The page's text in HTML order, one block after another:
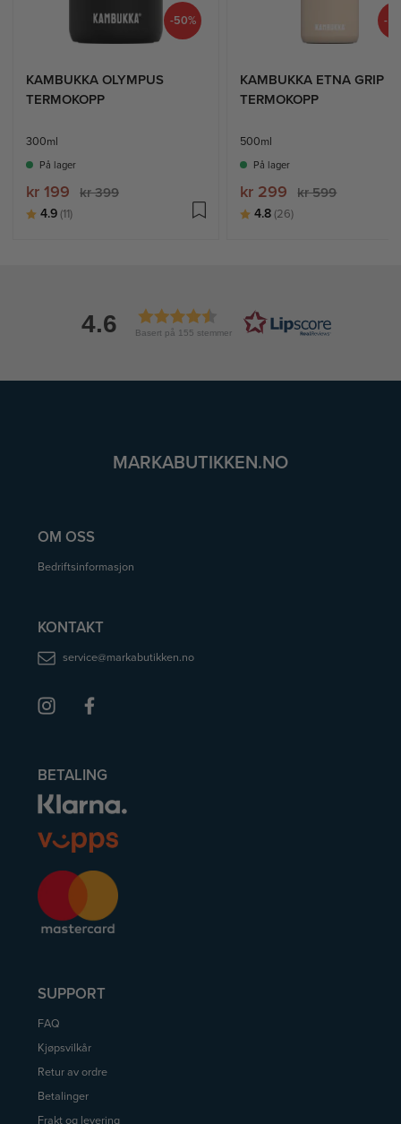
-50%
KAMBUKKA OLYMPUS
TERMOKOPP
300ml
På lager
kr 199 kr 399
Karakter:
4.9(11)av 5 mulige
-
KAMBUKKA ETNA GRIP
TERMOKOPP
500ml
På lager
kr 299 kr 599
Karakter:
4.8 (26)
4.6 Basert på 155 stemmer
MARKABUTIKKEN.NO
OM OSS
Bedriftsinformasjon
KONTAKT
service@markabutikken.no
BETALING
SUPPORT
FAQ
Kjøpsvilkår
Retur av ordre
Betalinger
Frakt og levering